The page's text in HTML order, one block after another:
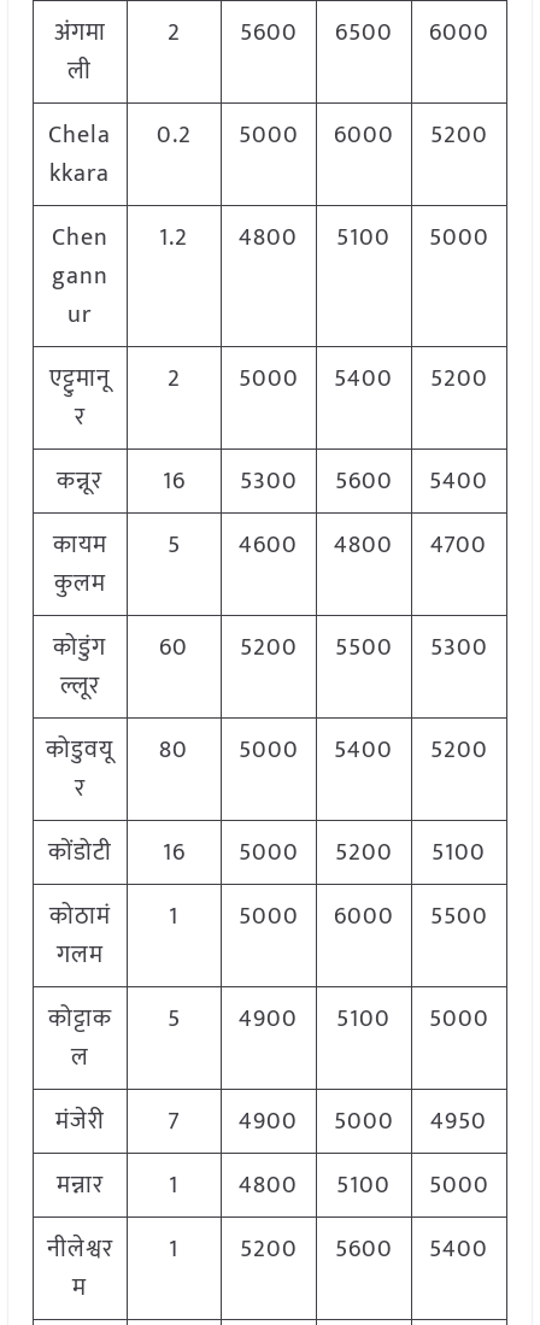
अंगमा
ली
2 5600 6500 6000
Chela
kkara
0.2 5000 6000 5200
Chen
gann
ur
1.2 4800 5100 5000
एट्टुमानू
र
2 5000 5400 5200
कन्नूर 16 5300 5600
5400
कायम
कुलम
5 4600 4800 4700
कोडुंग
ल्लूर
60 5200 5500 5300
कोडुवयू
र
80 5000 5400 5200
कोंडोटी 16 5000 5200
5100
कोठामं
गलम
1 5000 6000 5500
कोट्टाक
ल
5 4900 5100 5000
मंजेरी 7 4900 5000
4950
मन्नार
1 4800 5100
5000
नीलेश्वर
म
1 5200 5600 5400